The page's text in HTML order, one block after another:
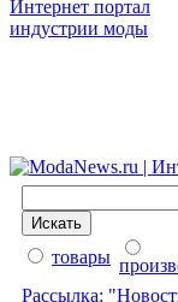
товары
Рассылка: